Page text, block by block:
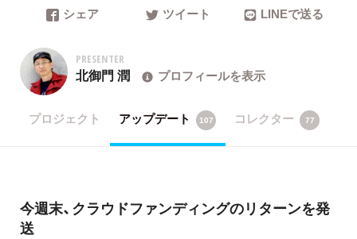
シェア ツイート LINEで送る
PRESENTER
北御門 潤 プロフィールを表示
プロジェクト アップデート 107 コレクター 77
​今週末、クラウドファンディングのリターンを発
送